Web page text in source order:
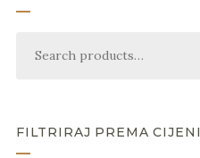
FILTRIRAJ PREMA CIJENI